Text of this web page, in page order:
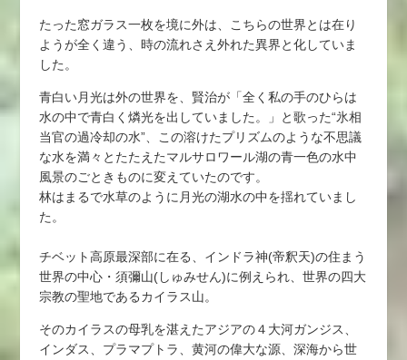
たった窓ガラス一枚を境に外は、こちらの世界とは在り
ようが全く違う、時の流れさえ外れた異界と化していま
した。
青白い月光は外の世界を、賢治が「全く私の手のひらは
水の中で青白く燐光を出していました。」と歌った“氷相
当官の過冷却の水”、この溶けたプリズムのような不思議
な水を満々とたたえたマルサロワール湖の青一色の水中
風景のごときものに変えていたのです。
林はまるで水草のように月光の湖水の中を揺れていまし
た。
チベット高原最深部に在る、インドラ神(帝釈天)の住まう
世界の中心・須彌山(しゅみせん)に例えられ、世界の四大
宗教の聖地であるカイラス山。
そのカイラスの母乳を湛えたアジアの４大河ガンジス、
インダス、プラマプトラ、黄河の偉大な源、深海から世